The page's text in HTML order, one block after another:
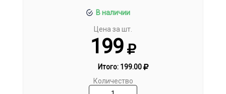
В наличии
Цена за шт.
199
Итого: 199.00
Количество